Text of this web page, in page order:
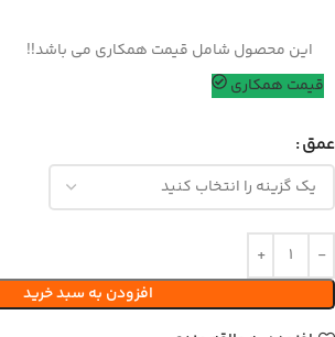
این محصول شامل قیمت همکاری می باشد!!
قیمت همکاری
عمق
افزودن به سبد خرید